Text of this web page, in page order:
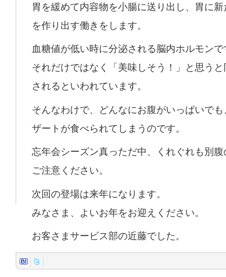
胃を緩めて内容物を小腸に送り出し、胃に
を作り出す働きをします。
血糖値が低い時に分泌される脳内ホルモン
それだけではなく「美味しそう！」と思う
されるといわれています。
そんなわけで、どんなにお腹がいっぱいで
ザートが食べられてしまうのです。
忘年会シーズン真っただ中、くれぐれも別
ご注意ください。
次回の登場は来年になります。
みなさま、よいお年をお迎えください。
お客さまサービス部の近藤でした。